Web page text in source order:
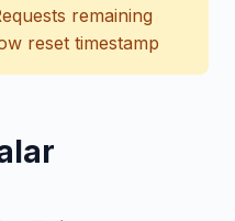
remaining
reset timestamp